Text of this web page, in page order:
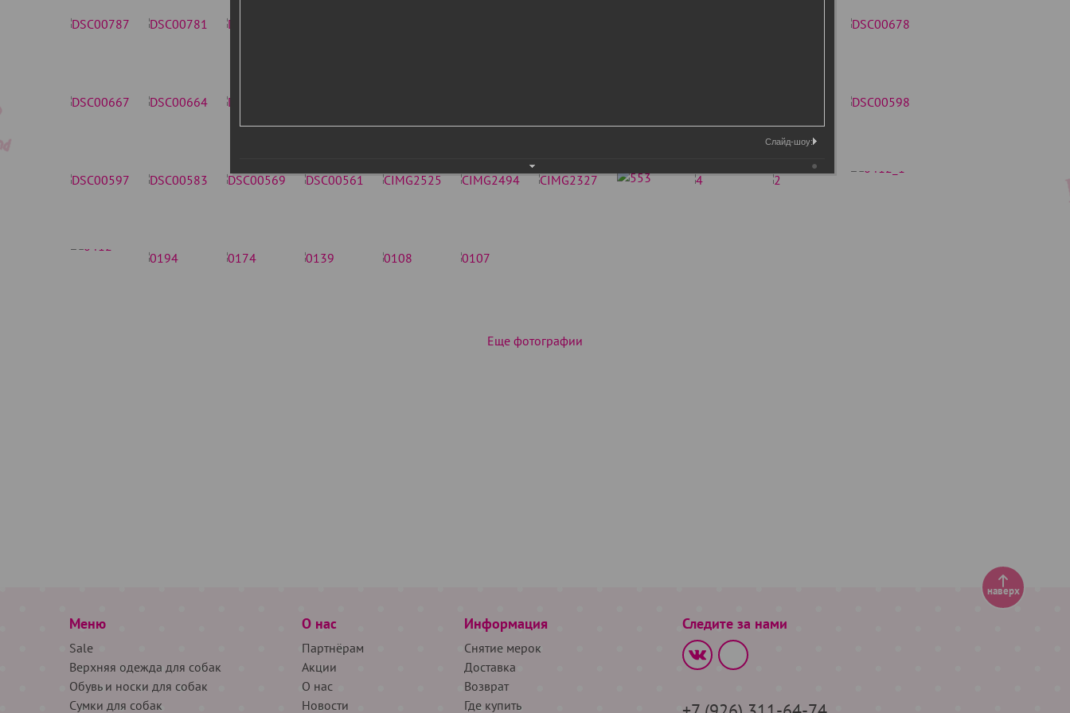
Еще фотографии
Меню
Sale
Верхняя одежда для собак
Обувь и носки для собак
Сумки для собак
О нас
Партнёрам
Акции
О нас
Новости
Информация
Снятие мерок
Доставка
Возврат
Где купить
Следите за нами
наверх
Слайд-шоу: